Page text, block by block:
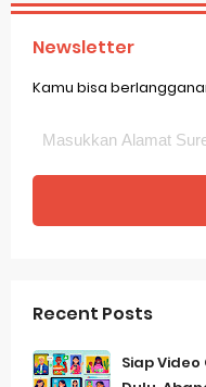
Newsletter
Kamu bisa
Recent Posts
Siap